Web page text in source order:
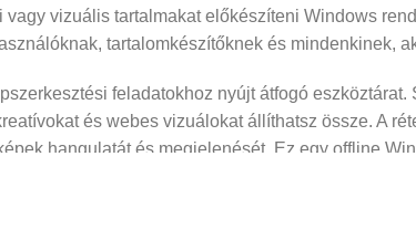
vizuális tartalmakat előkészíteni Windows
tartalomkészítőknek és mindenkinek,
feladatokhoz nyújt átfogó
és webes vizuálokat állíthatsz össze. A
hangulatát és megjelenését. Ez egy offline